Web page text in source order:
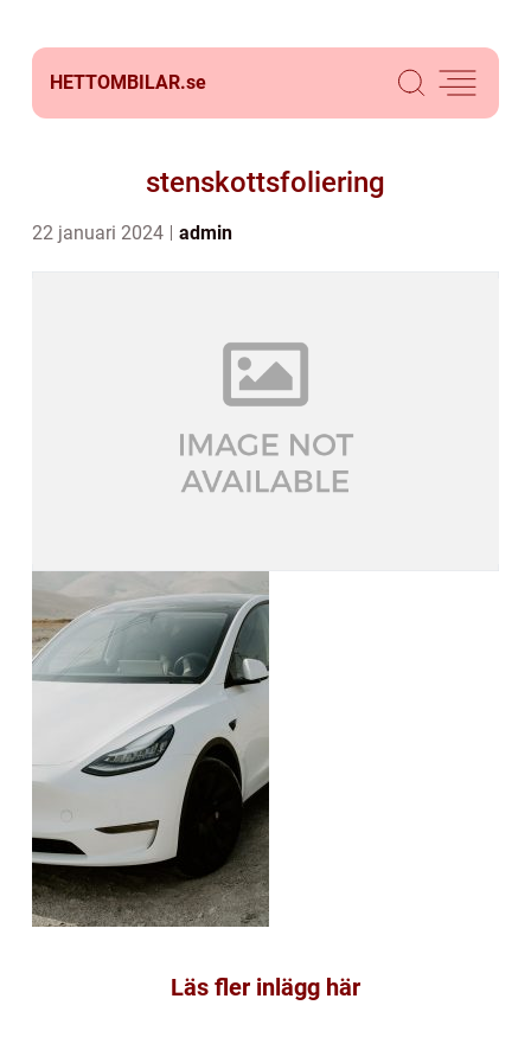
HETTOMBILAR.se
stenskottsfoliering
22 januari 2024 admin
Läs fler inlägg här